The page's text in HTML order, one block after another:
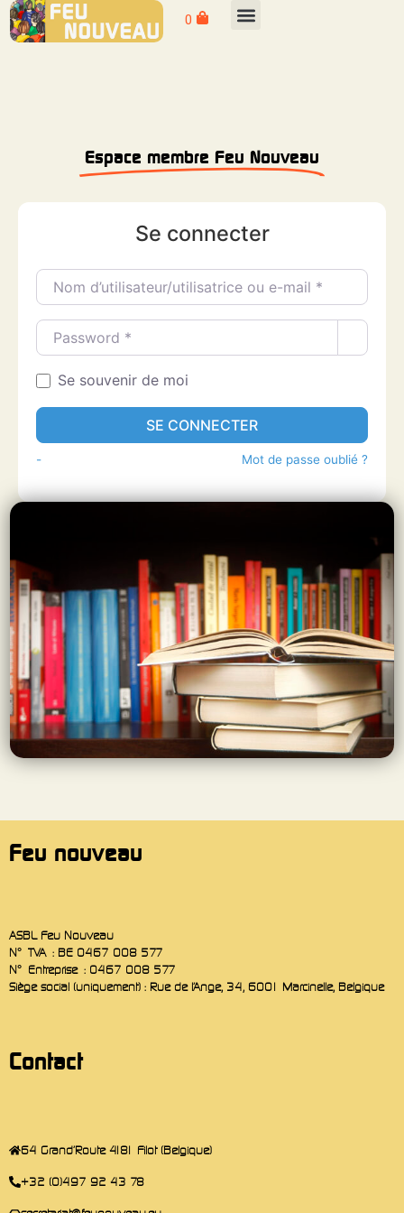
0
Espace membre Feu Nouveau
Se connecter
Nom d’utilisateur/utilisatrice ou e-mail*
Password*
Se souvenir de moi
SE CONNECTER
- Mot de passe oublié ?
Feu nouveau
ASBL Feu Nouveau
N° TVA : BE 0467 008 577
N° Entreprise : 0467 008 577
Siège social (uniquement) : Rue de l’Ange, 34, 6001 Marcinelle, Belgique
Contact
64 Grand'Route 4181 Filot (Belgique)
+32 (0)497 92 43 78